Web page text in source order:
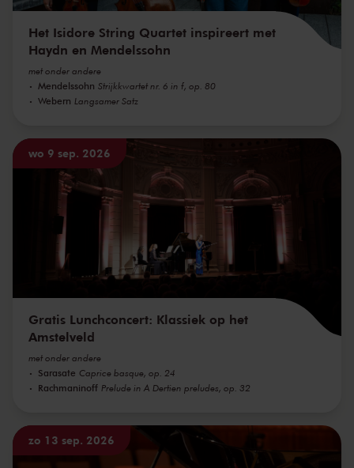
Het Isidore String Quartet inspireert met
Haydn en Mendelssohn
met onder andere
Mendelssohn Strijkkwartet nr. 6 in f, op. 80
Webern Langsamer Satz
wo 9 sep. 2026
Gratis Lunchconcert: Klassiek op het
Amstelveld
met onder andere
Sarasate Caprice basque, op. 24
Rachmaninoff Prelude in A Dertien preludes, op. 32
zo 13 sep. 2026